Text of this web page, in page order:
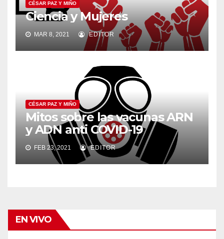
CÉSAR PAZ Y MIÑO
Ciencia y Mujeres
MAR 8, 2021 EDITOR
CÉSAR PAZ Y MIÑO
Mitos sobre las vacunas ARN
y ADN anti COVID-19
FEB 23, 2021 EDITOR
EN VIVO